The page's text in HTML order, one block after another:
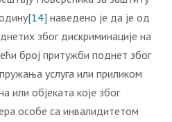
[14] наведено је да је од
због дискриминације на
број притужби поднет због
услуга или приликом
или објеката које због
особе са инвалидитетом